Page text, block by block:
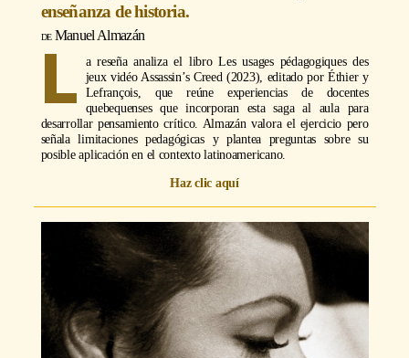
enseñanza de historia.
Manuel Almazán
L
a reseña analiza el libro Les usages pédagogiques des
jeux vidéo Assassin’s Creed (2023), editado por Éthier y
Lefrançois, que reúne experiencias de docentes
quebequenses que incorporan esta saga al aula para
desarrollar pensamiento crítico. Almazán valora el ejercicio pero
señala limitaciones pedagógicas y plantea preguntas sobre su
posible aplicación en el contexto latinoamericano.
Haz clic aquí